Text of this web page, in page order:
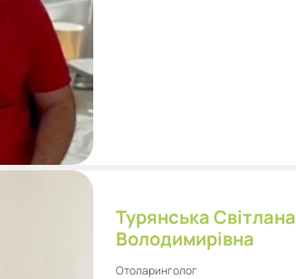
Турянська Світлана
Володимирівна
Отоларинголог